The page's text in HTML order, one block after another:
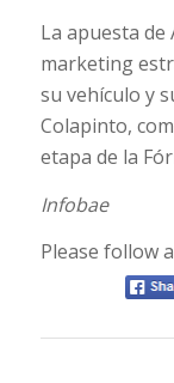
La apuesta
marketing
su vehículo y
Colapinto,
etapa de la
Infobae
Please follow